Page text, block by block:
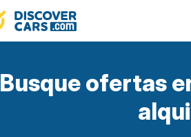
Busque ofertas